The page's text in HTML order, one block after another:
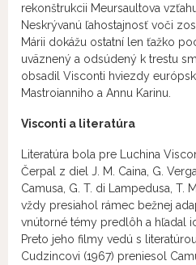
rekonštrukcii Meursaultova
Neskrývanú ľahostajnosť voči
Márii dokážu ostatní len ťažko
uväznený a odsúdený k trestu
obsadil Visconti hviezdy
Mastroianniho a Annu Karinu.
Visconti a literatúra
Literatúra bola pre Luchina
Čerpal z diel J. M. Caina, G.
Camusa, G. T. di Lampedusa, T.
vždy presiahol rámec bežnej
vnútorné témy predlôh a hľadal
Preto jeho filmy vedú s
Cudzincovi (1967) preniesol